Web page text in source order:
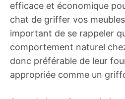
efficace et économique
chat de griffer vos
important de se rappeler
comportement naturel
donc préférable de leur
appropriée comme un